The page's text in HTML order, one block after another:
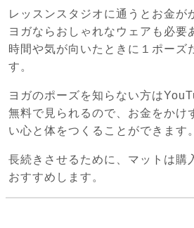
レッスンスタジオに通うとお金が
ヨガならおしゃれなウェアも必要
時間や気が向いたときに１ポーズ
す。
ヨガのポーズを知らない方は
無料で見られるので、お金をかけ
い心と体をつくることができます。
長続きさせるために、マットは購
おすすめします。